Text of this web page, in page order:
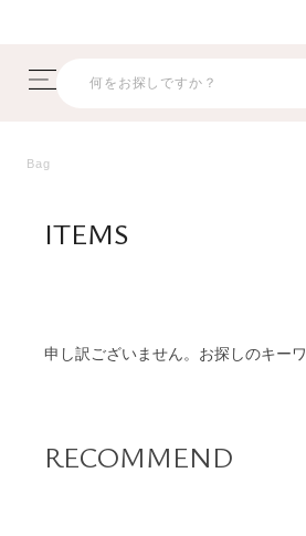
Bag
ITEMS
商品一覧
申し訳ございません。お探しのキー
RECOMMEND